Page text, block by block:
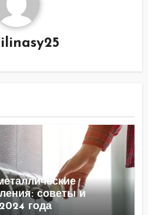
советы и
года